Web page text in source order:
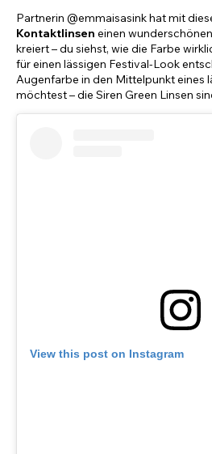
Partnerin @emmaisasink hat mit
Kontaktlinsen einen
kreiert – du siehst, wie die Farbe
für einen lässigen Festival-Look
Augenfarbe in den Mittelpunkt eines
möchtest – die Siren Green Linsen
View this post on Instagram